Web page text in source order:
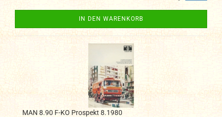
IN DEN WARENKORB
MAN 8.90 F-KO Prospekt 8.1980